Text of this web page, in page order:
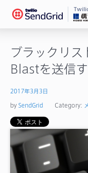
SendGridとは
料金
導入事例
ブラックリ
Blastを送信
2017年3月3日
by SendGrid Category: